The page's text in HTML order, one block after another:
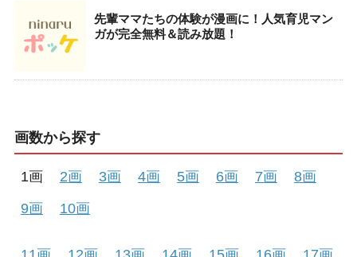
先輩ママたちの体験が漫画に！人気育児マン
ガが完全無料＆読み放題！
画数から探す
1画 2画 3画 4画 5画 6画 7画
8画
9画
10画